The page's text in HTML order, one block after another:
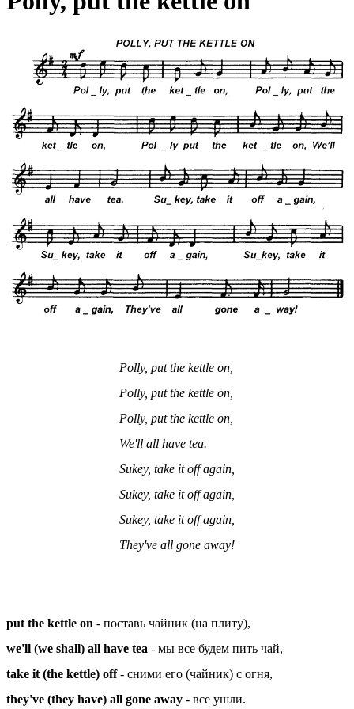
Polly, put the kettle on,
Polly, put the kettle on,
Polly, put the kettle on,
We'll all have tea.
Sukey, take it off again,
Sukey, take it off again,
Sukey, take it off again,
They've all gone away!
put the kettle on - поставь чайник (на плиту),
we'll (we shall) all have tea - мы все будем пить чай,
take it (the kettle) off- сними его (чайник) с огня,
they've (they have) all gone away - все ушли.